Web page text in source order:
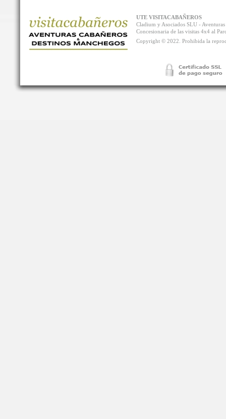
UTE VISITACABAÑEROS
Cladium y Asociados SLU -
Concesionaria de las visitas 4x4 al
Copyright © 2022. Prohibida la